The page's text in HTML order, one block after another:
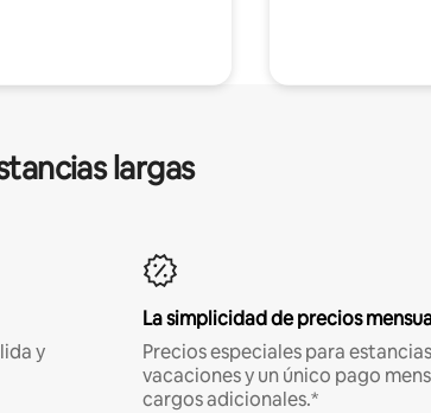
largas
y
La simplicidad de precios
Precios especiales para
vacaciones y un único pago
cargos adicionales.*